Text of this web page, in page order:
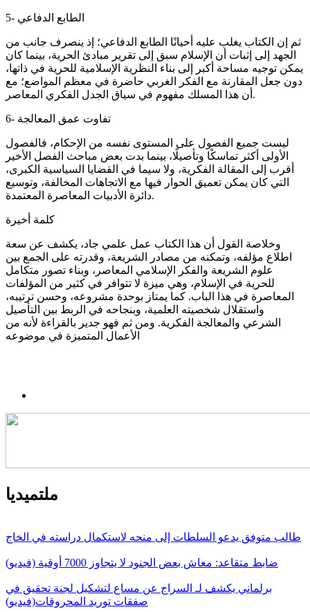
5- الطابع الدفاعي
ثم إن الكتاب يغلب عليه أحيانًا الطابع الدفاعي؛ إذ ينصرف جانب من
الجهد إلى إثبات أن الإسلام سبق إلى تقرير مبادئ الحرية، بينما كان
يمكن توجيه مساحة أكبر إلى بناء النظرية الإسلامية للحرية في ذاتها،
دون جعل المقارنة مع الفكر الغربي حاضرة في معظم المواضع؛ مع
أن هذا المسلك مفهوم في سياق الجدل الفكري المعاصر.
6- تفاوت عمق المعالجة
ليست جميع الفصول على المستوى نفسه من الإحكام، فالفصول
الأولى أكثر تماسكًا وتأصيلًا، بينما بدت بعض مباحث الفصل الأخير
أقرب إلى المقالة الفكرية، ولا سيما في القضايا السياسية الكبرى،
التي كان يمكن تعميق الحوار فيها مع الاتجاهات المخالفة، وتوسيع
دائرة الأدبيات المعاصرة المعتمدة.
كلمة أخيرة
وخلاصة القول أن هذا الكتاب عمل علمي جاد، يكشف عن سعة
اطلاع مؤلفه، وتمكنه من مصادر الشريعة، وقدرته على الجمع بين
علوم الشريعة والفكر الإسلامي المعاصر، وبناء تصور متكامل
للحرية في الإسلام، وهي ميزة لا تتوافر في كثير من المؤلفات
المعاصرة في هذا الباب. كما يمتاز بوحدة مشروعه، وحسن ترتيبه،
واستقلال شخصيته العلمية، وبنجاحه في الربط بين التأصيل
الشرعي والمعالجة الفكرية. ومن ثم فهو جدير بالقراءة لأنه من
الأعمال المتميزة في موضوعه
ملتميديا
طالب متوفق يدعو السلطات إلى منحه لاستكمال دراسته في الخاج
ضابط متقاعد: معاش بعض الجنود لا يتجاوز 7000 أوقية (فيديو)
برلماني يكشف لـ السراج عن مساع لتشكيل لجنة تحقيق في
صفقات توريد المحروقات(فيديو)